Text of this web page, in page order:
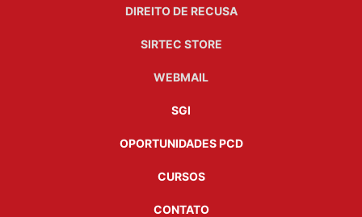
DIREITO DE RECUSA
SIRTEC STORE
WEBMAIL
SGI
OPORTUNIDADES PCD
CURSOS
CONTATO